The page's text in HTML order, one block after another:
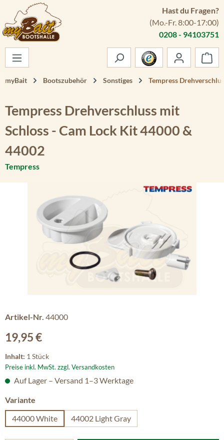
Zum Hauptinhalt springen
Hast du Fragen?
(Mo.-Fr. 8:00-17:00)
0208 - 94103751
myBait Bootszubehör Sonstiges Tempress
Tempress Drehverschluss mit
Schloss - Cam Lock Kit 44000 &
44002
Tempress
Artikel-Nr. 44000
Regulärer Preis:
19,95 €
Inhalt: 1 Stück
Preise inkl. MwSt. zzgl. Versandkosten
Auf Lager – Versand 1–3 Werktage
Variante
44000 White
44002 Light Gray